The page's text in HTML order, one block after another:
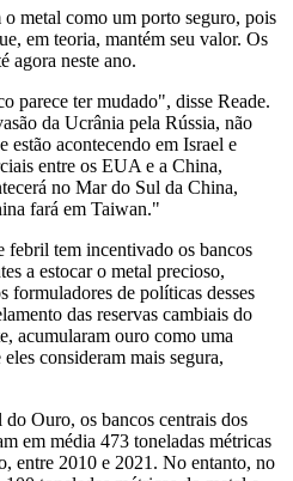
metal como um porto seguro, pois
em teoria, mantém seu valor. Os
agora neste ano.
parece ter mudado", disse Reade.
da Ucrânia pela Rússia, não
estão acontecendo em Israel e
entre os EUA e a China,
no Mar do Sul da China,
fará em Taiwan."
febril tem incentivado os bancos
a estocar o metal precioso,
formuladores de políticas desses
das reservas cambiais do
acumularam ouro como uma
consideram mais segura,
Ouro, os bancos centrais dos
em média 473 toneladas métricas
entre 2010 e 2021. No entanto, no